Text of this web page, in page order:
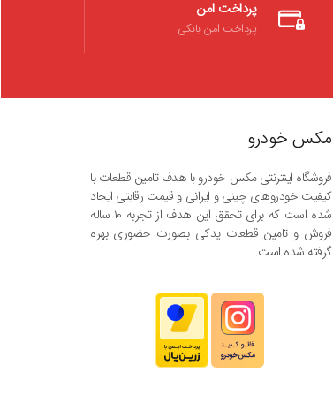
پرداخت امن
پرداخت امن بانکی
مکس خودرو
فروشگاه اینترنتی مکس خودرو با هدف تامین قطعات با
کیفیت خودروهای چینی و ایرانی و قیمت رقابتی ایجاد
شده است که برای تحقق این هدف از تجربه ۱۰ ساله
فروش و تامین قطعات یدکی بصورت حضوری بهره
گرفته شده است.